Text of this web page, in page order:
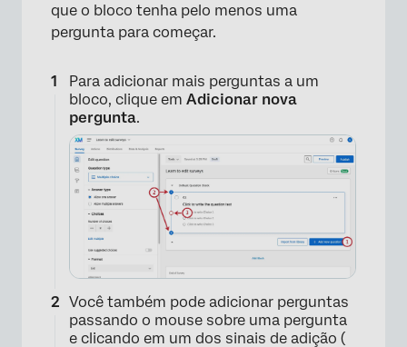
que o bloco tenha pelo menos uma
pergunta para começar.
Para adicionar mais perguntas a um
bloco, clique em Adicionar nova
pergunta.
Você também pode adicionar perguntas
passando o mouse sobre uma pergunta
e clicando em um dos sinais de adição (